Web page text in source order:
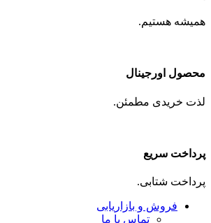
همیشه هستیم.
محصول اورجینال
لذت خریدی مطمئن.
پرداخت سریع
پرداخت شتابی.
فروش و بازاریابی
تماس با ما